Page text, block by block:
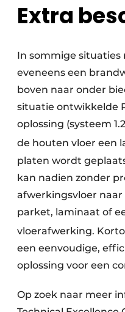
Extra
In sommige
eveneens een
boven naar onder
situatie ontwikkelde
oplossing (systeem
de houten vloer een
platen wordt
kan nadien zonder
afwerkingsvloer
parket, laminaat of
vloerafwerking.
een eenvoudige,
oplossing voor een
Op zoek naar meer